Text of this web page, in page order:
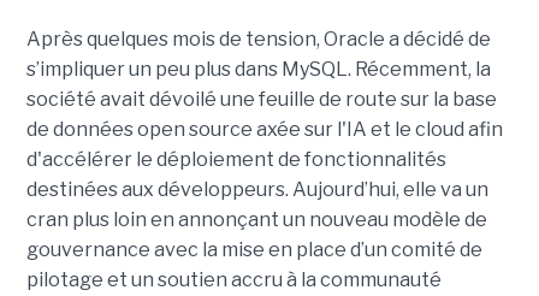
Après quelques mois de tension, Oracle a décidé de
s’impliquer un peu plus dans MySQL. Récemment, la
société avait dévoilé une feuille de route sur la base
de données open source axée sur l'IA et le cloud afin
d'accélérer le déploiement de fonctionnalités
destinées aux développeurs. Aujourd’hui, elle va un
cran plus loin en annonçant un nouveau modèle de
gouvernance avec la mise en place d’un comité de
pilotage et un soutien accru à la communauté